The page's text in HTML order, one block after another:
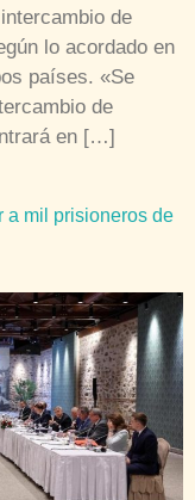
de
lo acordado en
países. «Se
de
en […]
a mil prisioneros de